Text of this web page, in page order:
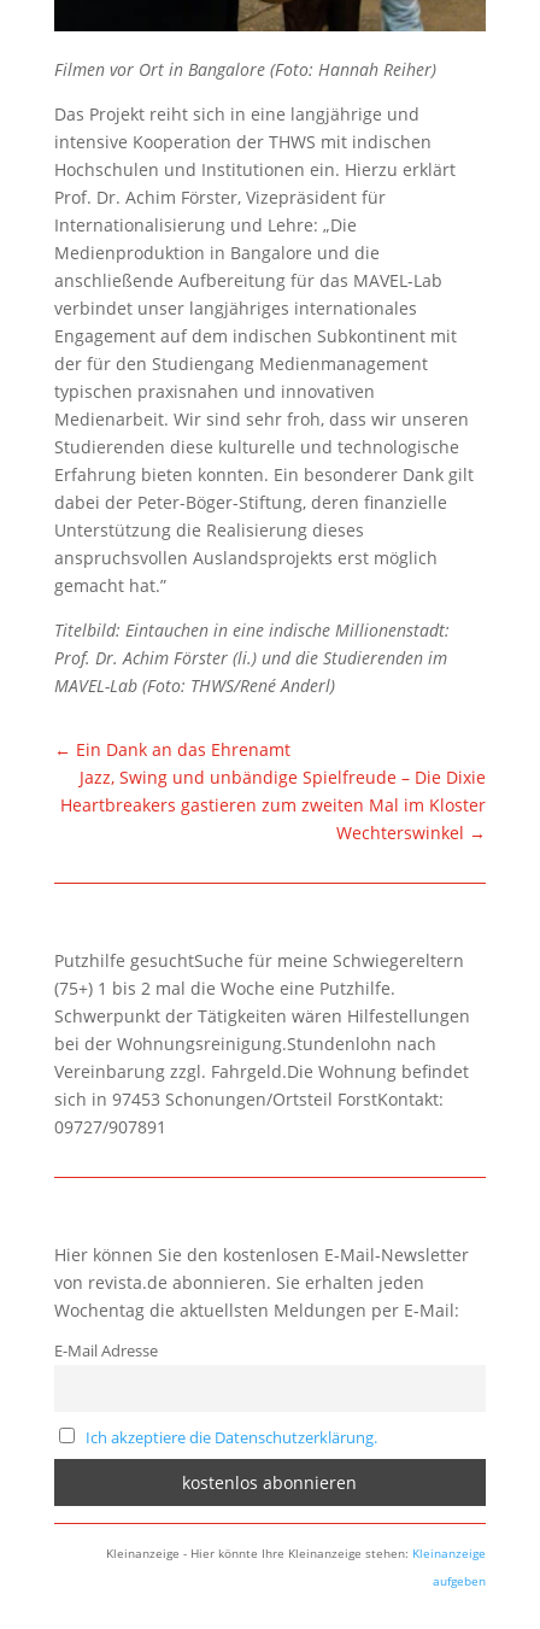
Filmen vor Ort in Bangalore (Foto: Hannah Reiher)
Das Projekt reiht sich in eine langjährige und
intensive Kooperation der THWS mit indischen
Hochschulen und Institutionen ein. Hierzu erklärt
Prof. Dr. Achim Förster, Vizepräsident für
Internationalisierung und Lehre: „Die
Medienproduktion in Bangalore und die
anschließende Aufbereitung für das MAVEL-Lab
verbindet unser langjähriges internationales
Engagement auf dem indischen Subkontinent mit
der für den Studiengang Medienmanagement
typischen praxisnahen und innovativen
Medienarbeit. Wir sind sehr froh, dass wir unseren
Studierenden diese kulturelle und technologische
Erfahrung bieten konnten. Ein besonderer Dank gilt
dabei der Peter-Böger-Stiftung, deren finanzielle
Unterstützung die Realisierung dieses
anspruchsvollen Auslandsprojekts erst möglich
gemacht hat.”
Titelbild: Eintauchen in eine indische Millionenstadt:
Prof. Dr. Achim Förster (li.) und die Studierenden im
MAVEL-Lab (Foto: THWS/René Anderl)
← Ein Dank an das Ehrenamt
Jazz, Swing und unbändige Spielfreude – Die Dixie
Heartbreakers gastieren zum zweiten Mal im Kloster
Wechterswinkel →
Putzhilfe gesuchtSuche für meine Schwiegereltern
(75+) 1 bis 2 mal die Woche eine Putzhilfe.
Schwerpunkt der Tätigkeiten wären Hilfestellungen
bei der Wohnungsreinigung.Stundenlohn nach
Vereinbarung zzgl. Fahrgeld.Die Wohnung befindet
sich in 97453 Schonungen/Ortsteil ForstKontakt:
09727/907891
Hier können Sie den kostenlosen E-Mail-Newsletter
von revista.de abonnieren. Sie erhalten jeden
Wochentag die aktuellsten Meldungen per E-Mail:
E-Mail Adresse
Ich akzeptiere die Datenschutzerklärung.
Kleinanzeige - Hier könnte Ihre Kleinanzeige stehen: Kleinanzeige
aufgeben